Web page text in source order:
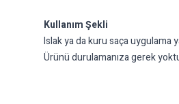
Kullanım Şekli
Islak ya da kuru saça uygulama
Ürünü durulamanıza gerek